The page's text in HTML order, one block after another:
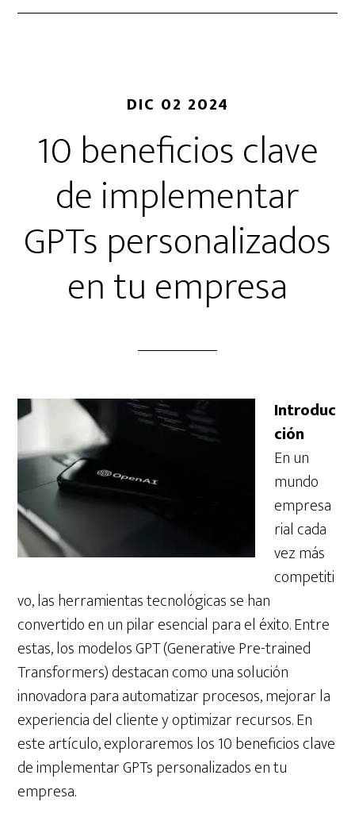
DIC 02 2024
10 beneficios clave
de implementar
GPTs personalizados
en tu empresa
Introduc
ción
En un
mundo
empresa
rial cada
vez más
competiti
vo, las herramientas tecnológicas se han
convertido en un pilar esencial para el éxito. Entre
estas, los modelos GPT (Generative Pre-trained
Transformers) destacan como una solución
innovadora para automatizar procesos, mejorar la
experiencia del cliente y optimizar recursos. En
este artículo, exploraremos los 10 beneficios clave
de implementar GPTs personalizados en tu
empresa.